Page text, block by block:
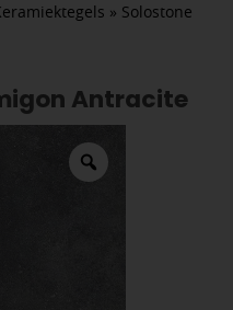
» Solostone
Antracite